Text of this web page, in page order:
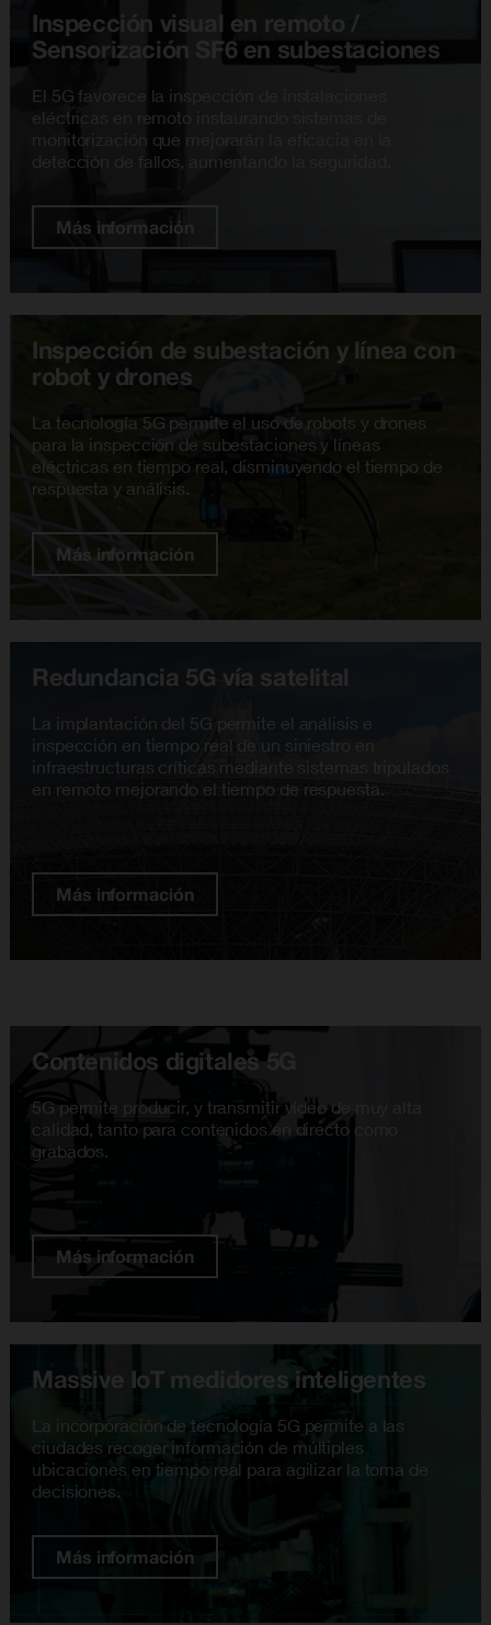
Inspección visual en remoto /
Sensorización SF6 en subestaciones
El 5G favorece la inspección de instalaciones
eléctricas en remoto instaurando sistemas de
monitorización que mejorarán la eficacia en la
detección de fallos, aumentando la seguridad.
Más información
Inspección de subestación y línea con
robot y drones
La tecnología 5G permite el uso de robots y drones
para la inspección de subestaciones y líneas
eléctricas en tiempo real, disminuyendo el tiempo de
respuesta y análisis.
Más información
Redundancia 5G vía satelital
La implantación del 5G permite el análisis e
inspección en tiempo real de un siniestro en
infraestructuras críticas mediante sistemas tripulados
en remoto mejorando el tiempo de respuesta.
Más información
Contenidos digitales 5G
5G permite producir, y transmitir vídeo de muy alta
calidad, tanto para contenidos en directo como
grabados.
Más información
Massive IoT medidores inteligentes
La incorporación de tecnología 5G permite a las
ciudades recoger información de múltiples
ubicaciones en tiempo real para agilizar la toma de
decisiones.
Más información